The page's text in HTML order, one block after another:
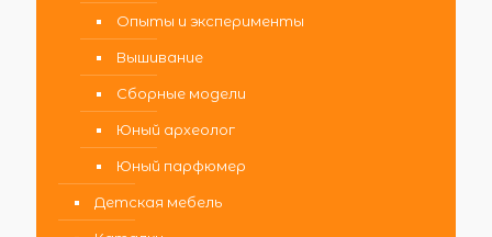
Опыты и эксперименты
Вышивание
Сборные модели
Юный археолог
Юный парфюмер
Детская мебель